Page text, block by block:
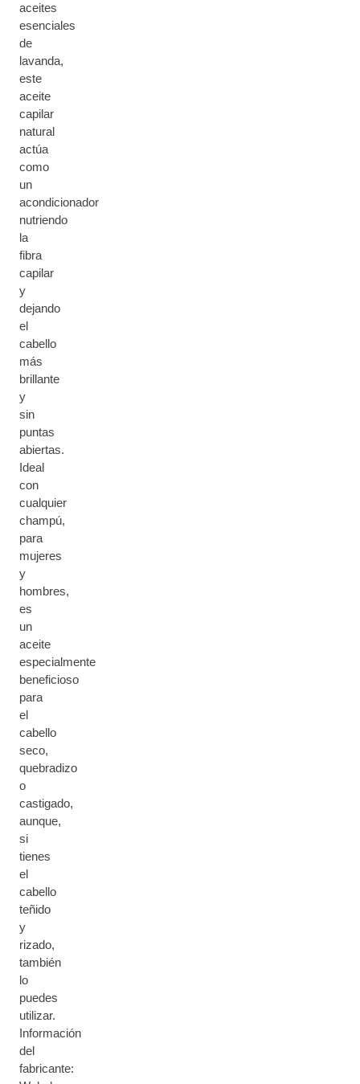
aceites
esenciales
de
lavanda,
este
aceite
capilar
natural
actúa
como
un
acondicionador
nutriendo
la
fibra
capilar
y
dejando
el
cabello
más
brillante
y
sin
puntas
abiertas.
Ideal
con
cualquier
champú,
para
mujeres
y
hombres,
es
un
aceite
especialmente
beneficioso
para
el
cabello
seco,
quebradizo
o
castigado,
aunque,
si
tienes
el
cabello
teñido
y
rizado,
también
lo
puedes
utilizar.
Información
del
fabricante: